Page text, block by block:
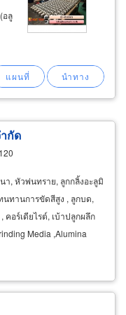
อลู
บ
กัด
า, หัวพ่นทราย, ลูกกลิ้งอะลูมิ
ทานการขัดสีสูง , ลูกบด,
คอร์เดียไรต์, เบ้าปลูกผลึก
Media ,Alumina